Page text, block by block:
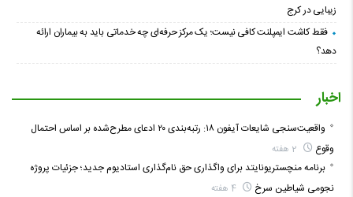
زیبایی در کرج
فقط کاشت ایمپلنت کافی نیست؛ یک مرکز حرفه‌ای چه خدماتی باید به بیماران ارائه
دهد؟
اخبار
واقعیت‌سنجی شایعات آیفون ۱۸: رتبه‌بندی ۲۰ ادعای مطرح‌شده بر اساس احتمال
وقوع
برنامه منچستریونایتد برای واگذاری حق نام‌گذاری استادیوم جدید؛ جزئیات پروژه
نجومی شیاطین سرخ